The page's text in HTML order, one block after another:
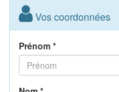
Vos coordonnées
Prénom *